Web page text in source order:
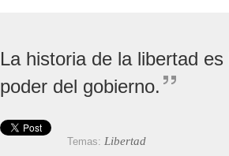
La historia de la libertad
poder del gobierno.
Temas: Libertad